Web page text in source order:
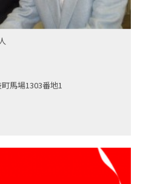
馬場1303番地1